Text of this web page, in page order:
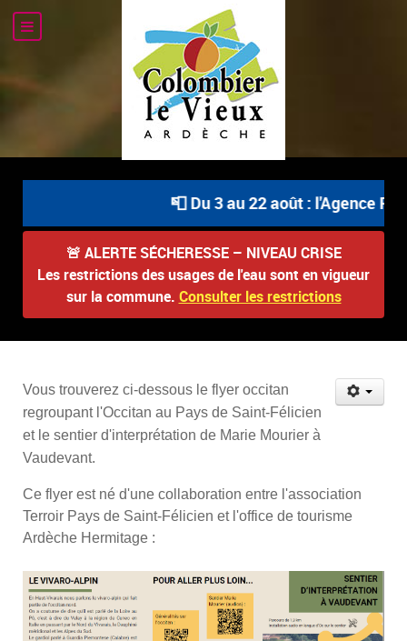
📮 Du 3 au 22 août : l'Agence
🚨 ALERTE SÉCHERESSE – NIVEAU CRISE
Les restrictions des usages de l'eau sont en vigueur
sur la commune. Consulter les restrictions
Vous trouverez ci-dessous le flyer occitan
regroupant l'Occitan au Pays de Saint-Félicien
et le sentier d'interprétation de Marie Mourier à
Vaudevant.
Ce flyer est né d'une collaboration entre l'association
Terroir Pays de Saint-Félicien et l'office de tourisme
Ardèche Hermitage :